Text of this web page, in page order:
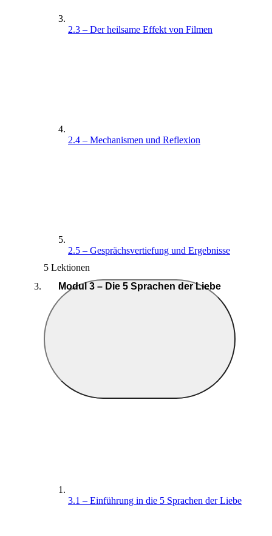
2.3 – Der heilsame Effekt von Filmen
2.4 – Mechanismen und Reflexion
2.5 – Gesprächsvertiefung und Ergebnisse
5 Lektionen
Modul 3 – Die 5 Sprachen der Liebe
3.1 – Einführung in die 5 Sprachen der Liebe